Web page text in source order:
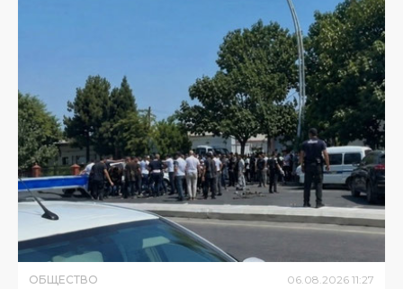
ОБЩЕСТВО 06.08.2026 11:27